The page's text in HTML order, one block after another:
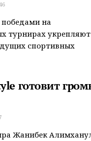
на
турнирах укрепляют
спортивных
готовит
Жанибек